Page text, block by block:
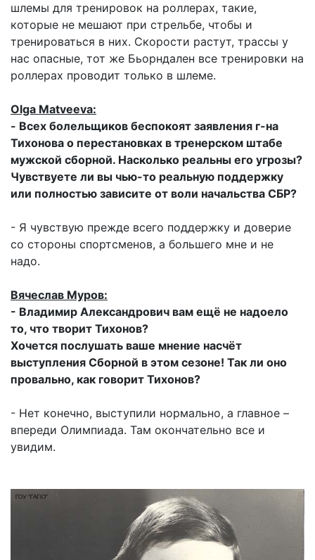
шлемы для тренировок на роллерах, такие,
которые не мешают при стрельбе, чтобы и
тренироваться в них. Скорости растут, трассы у
нас опасные, тот же Бьорндален все тренировки на
роллерах проводит только в шлеме.
Olga Matveeva:
- Всех болельщиков беспокоят заявления г-на
Тихонова о перестановках в тренерском штабе
мужской сборной. Насколько реальны его угрозы?
Чувствуете ли вы чью-то реальную поддержку
или полностью зависите от воли начальства СБР?
- Я чувствую прежде всего поддержку и доверие
со стороны спортсменов, а большего мне и не
надо.
Вячеслав Муров:
- Владимир Александрович вам ещё не надоело
то, что творит Тихонов?
Хочется послушать ваше мнение насчёт
выступления Сборной в этом сезоне! Так ли оно
провально, как говорит Тихонов?
- Нет конечно, выступили нормально, а главное –
впереди Олимпиада. Там окончательно все и
увидим.